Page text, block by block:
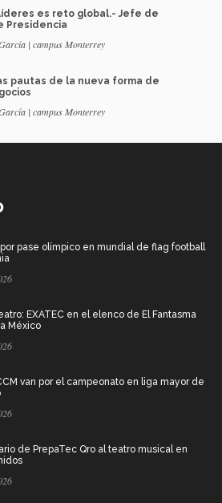
es reto global.- Jefe de
Presidencia
| campus Monterrey
pautas de la nueva forma de
| campus Monterrey
pase olímpico en mundial de flag football
EXATEC en el elenco de El Fantasma
México
van por el campeonato en liga mayor de
de PrepaTec Qro al teatro musical en